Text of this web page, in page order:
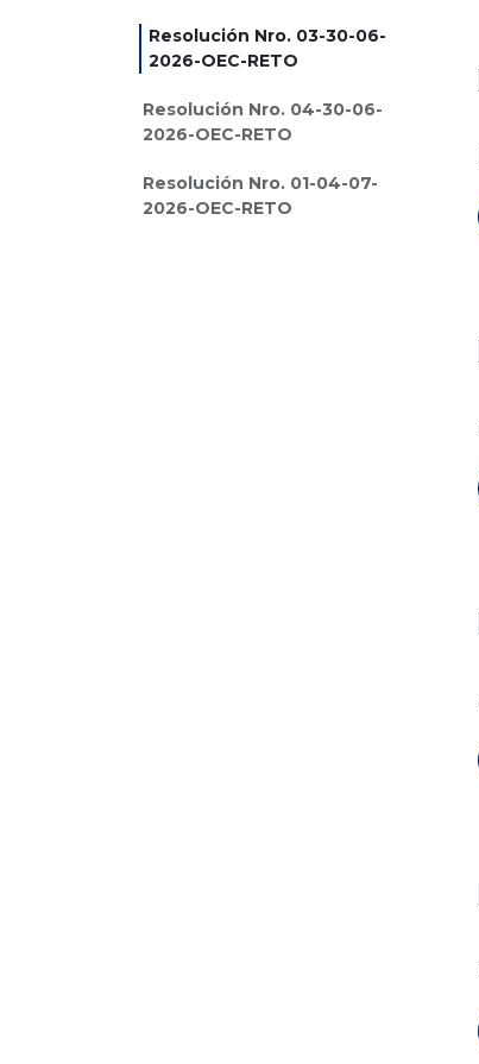
Resolución Nro. 03-30-06-
2026-OEC-RETO
Resolución Nro. 04-30-06-
2026-OEC-RETO
Resolución Nro. 01-04-07-
2026-OEC-RETO